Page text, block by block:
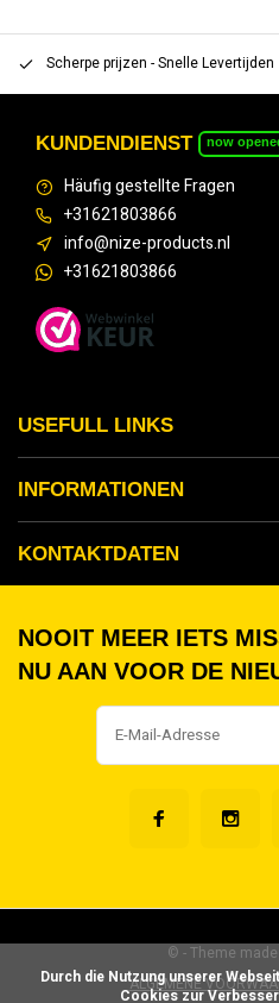
Scherpe prijzen - Snelle Levertijden
KUNDENDIENST now
Häufig gestellte Fragen
+31621803866
info@nize-products.nl
+31621803866
USEFULL LINKS
INFORMATIONEN
KONTAKTDATEN
NOOIT MEER IETS
NU AAN VOOR DE
ALGEMENE
© - Theme made
Cookies zur